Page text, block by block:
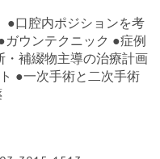
●口腔内ポジションを考
ウンテクニック ●症例
補綴物主導の治療計画
●一次手術と二次手術